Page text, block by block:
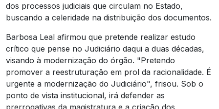
dos processos judiciais que circulam no Estado,
buscando a celeridade na distribuição dos documentos.
Barbosa Leal afirmou que pretende realizar estudo
crítico que pense no Judiciário daqui a duas décadas,
visando à modernização do órgão. "Pretendo
promover a reestruturação em prol da racionalidade. É
urgente a modernização do Judiciário", frisou. Sob o
ponto de vista institucional, irá defender as